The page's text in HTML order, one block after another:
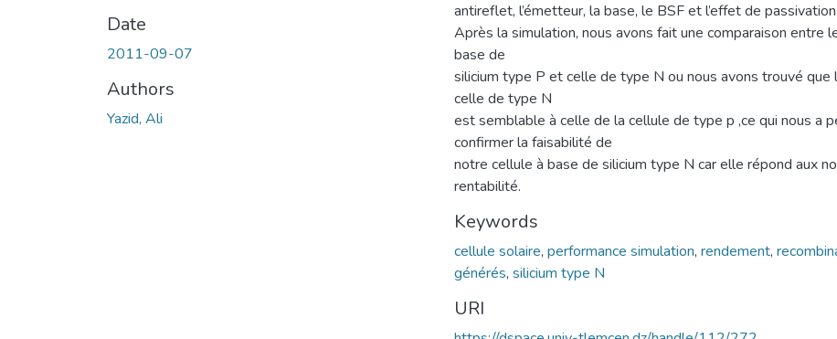
Date
2011-09-07
Authors
Yazid, Ali
antireflet, l’émetteur, la base, le BSF et l’effet de
Après la simulation, nous avons fait une comparaison entre
base de
silicium type P et celle de type N ou nous avons trouvé que
celle de type N
est semblable à celle de la cellule de type p ,ce qui nous a
confirmer la faisabilité de
notre cellule à base de silicium type N car elle répond aux
rentabilité.
Keywords
cellule solaire, performance simulation, rendement,
générés, silicium type N
URI